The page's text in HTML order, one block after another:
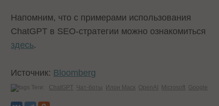
Напомним, что с примерами использования
ChatGPT в SEO-стратегии можно ознакомиться
здесь.
Источник: Bloomberg
Теги: ChatGPT Чат-боты Илон Маск OpenAI Microsoft Google